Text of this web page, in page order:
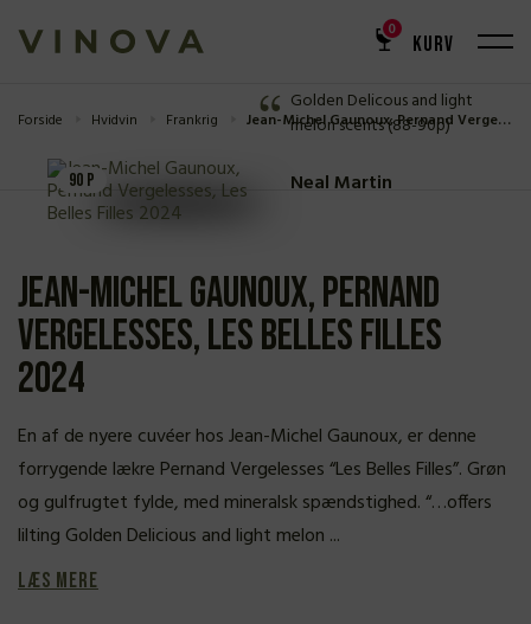
KURV
0
Forside Hvidvin Frankrig Jean-Michel Gaunoux, Pernand Vergelesses, Les Belles Filles 2024
90 P
ANMELDELSE
Golden Delicous and light
melon scents (88-90p)
Neal Martin
Jean-Michel Gaunoux, Pernand
Vergelesses, Les Belles Filles
2024
En af de nyere cuvéer hos Jean-Michel Gaunoux, er denne
forrygende lækre Pernand Vergelesses “Les Belles Filles”. Grøn
og gulfrugtet fylde, med mineralsk spændstighed. “…offers
lilting Golden Delicious and light melon ...
Læs mere